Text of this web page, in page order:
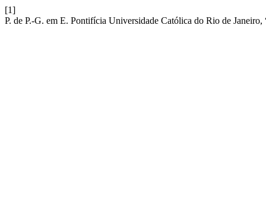
[1]
P. de P.-G. em E. Pontifícia Universidade Católica do Rio de